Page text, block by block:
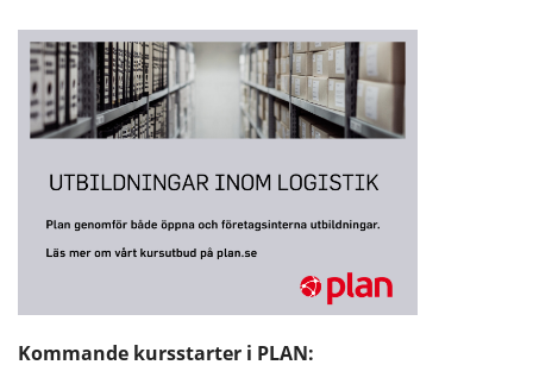
Kommande kursstarter i PLAN: